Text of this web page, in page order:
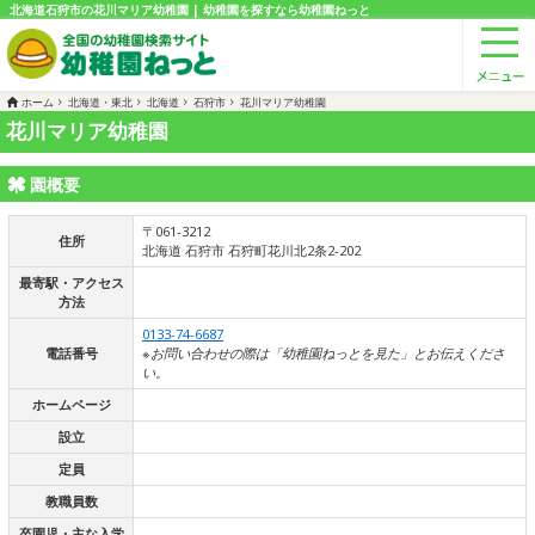
北海道石狩市の花川マリア幼稚園 | 幼稚園を探すなら幼稚園ねっと
ホーム 北海道・東北 北海道 石狩市 花川マリア幼稚園
花川マリア幼稚園
園概要
住所
〒061-3212
北海道 石狩市 石狩町花川北2条2-202
最寄駅・アクセス
方法
電話番号
0133-74-6687
※お問い合わせの際は「幼稚園ねっとを見た」とお伝えくださ
い。
ホームページ
設立
定員
教職員数